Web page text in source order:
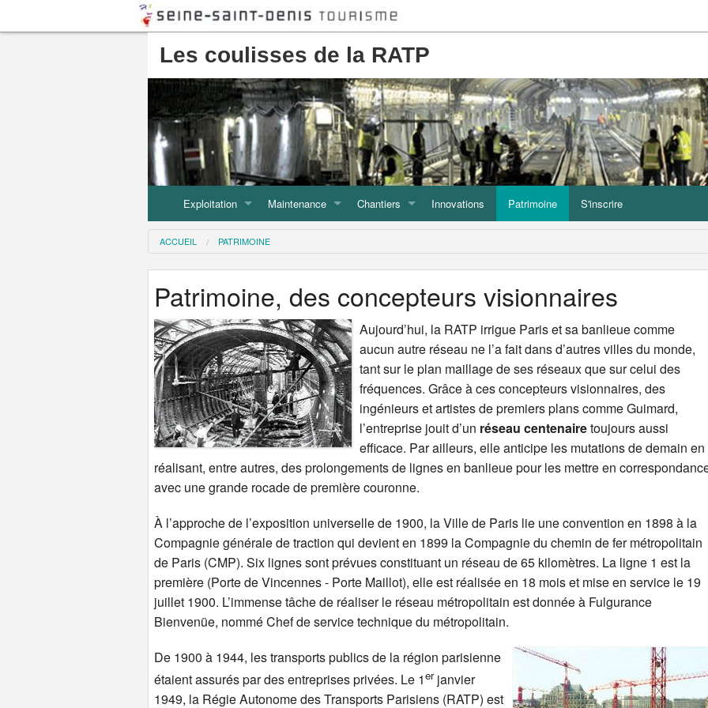
Les coulisses de la RATP
Exploitation
Lignes de métro et du tramway
Lignes de bus
Maintenance
La maintenance des voies : la vie du rail
Les ateliers de maintenance de matériels du métro et du tramway
Les centres bus : Un contrôle sous toutes les coutures
Chantiers
Entretien du réseau
Innovations Patrimoine S'inscrire
ACCUEIL PATRIMOINE
Patrimoine, des concepteurs visionnaires
Aujourd’hui, la RATP irrigue Paris et sa banlieue comme
aucun autre réseau ne l’a fait dans d’autres villes du monde,
tant sur le plan maillage de ses réseaux que sur celui des
fréquences. Grâce à ces concepteurs visionnaires, des
ingénieurs et artistes de premiers plans comme Guimard,
l’entreprise jouit d’un réseau centenairetoujours aussi
efficace. Par ailleurs, elle anticipe les mutations de demain en
réalisant, entre autres, des prolongements de lignes en banlieue pour les mettre en
avec une grande rocade de première couronne.
À l’approche de l’exposition universelle de 1900, la Ville de Paris lie une convention en 1898 à la
Compagnie générale de traction qui devient en 1899 la Compagnie du chemin de fer métropolitain
de Paris (CMP). Six lignes sont prévues constituant un réseau de 65 kilomètres. La ligne 1 est la
première (Porte de Vincennes - Porte Maillot), elle est réalisée en 18 mois et mise en service le 19
juillet 1900. L’immense tâche de réaliser le réseau métropolitain est donnée à Fulgurance
Bienvenüe, nommé Chef de service technique du métropolitain.
De 1900 à 1944, les transports publics de la région parisienne
étaient assurés par des entreprises privées. Le 1erjanvier
1949, la Régie Autonome des Transports Parisiens (RATP) est